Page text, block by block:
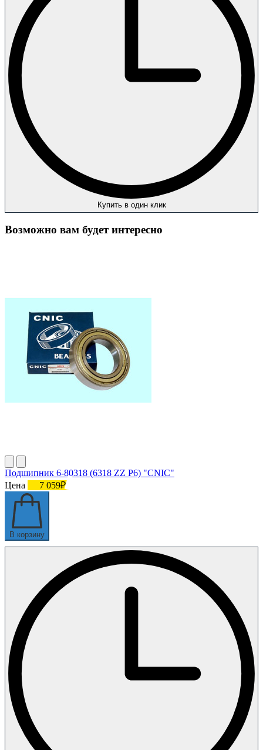
Купить в один клик
Возможно вам будет интересно
Подшипник 6-80318 (6318 ZZ P6) "CNIC"
Цена
7 059₽
В корзину